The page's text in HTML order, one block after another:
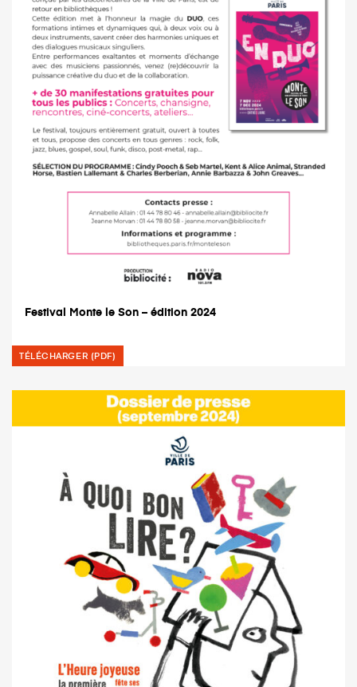
Festival Monte le Son – édition 2024
TÉLÉCHARGER (PDF)